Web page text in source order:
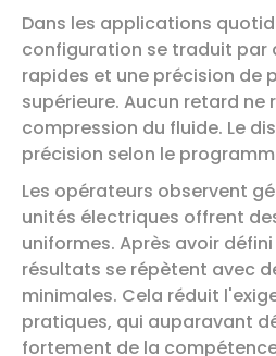
Dans les applications
configuration se traduit par
rapides et une précision de
supérieure. Aucun retard ne
compression du fluide. Le
précision selon le
Les opérateurs observent
unités électriques offrent
uniformes. Après avoir
résultats se répètent avec
minimales. Cela réduit
pratiques, qui auparavant
fortement de la